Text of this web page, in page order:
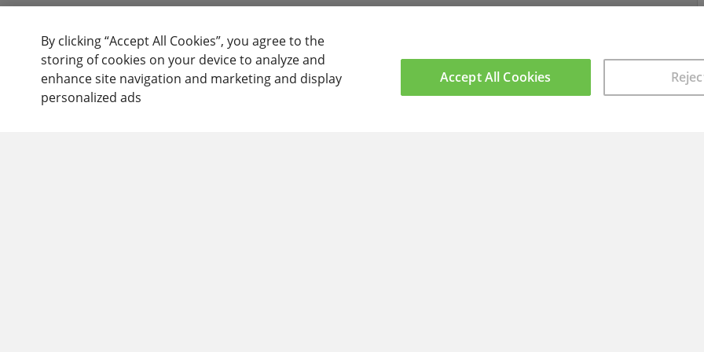
By clicking “Accept All Cookies”, you agree to the
storing of cookies on your device to analyze and
enhance site navigation and marketing and display
personalized ads
Accept All Cookies